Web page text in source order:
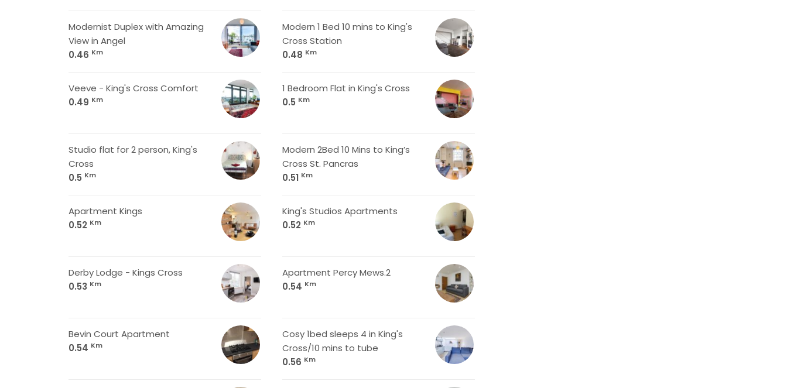
Modernist Duplex with Amazing
View in Angel
0.46 Km
Modern 1 Bed 10 mins to King's
Cross Station
0.48 Km
Veeve - King's Cross Comfort
0.49 Km
1 Bedroom Flat in King's Cross
0.5 Km
Studio flat for 2 person, King's
Cross
0.5 Km
Modern 2Bed 10 Mins to King’s
Cross St. Pancras
0.51 Km
Apartment Kings
0.52 Km
King's Studios Apartments
0.52 Km
Derby Lodge - Kings Cross
0.53 Km
Apartment Percy Mews.2
0.54 Km
Bevin Court Apartment
0.54 Km
Cosy 1bed sleeps 4 in King's
Cross/10 mins to tube
0.56 Km